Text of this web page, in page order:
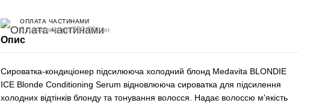
ОПЛАТА ЧАСТИНАМИ
6 платежів по 250.00 грн
Опис
Сироватка-кондиціонер підсилююча холодний блонд Medavita BLONDIE
ICE Blonde Conditioning Serum відновлююча сироватка для підсилення
холодних відтінків блонду та тонування волосся. Надає волоссю м'якість